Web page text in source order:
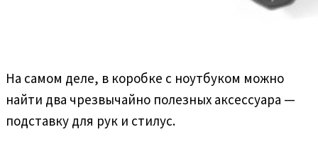
На самом деле, в коробке с ноутбуком можно
найти два чрезвычайно полезных аксессуара —
подставку для рук и стилус.